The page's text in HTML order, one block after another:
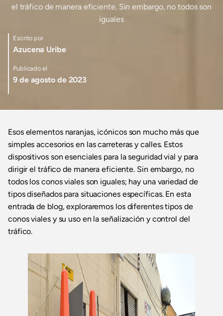
el tráfico de manera eficiente. Sin embargo, no todos son
iguales
Escrito por
Azucena Uribe
Publicado el
9 de agosto de 2023
Esos elementos naranjas, icónicos son mucho más que
simples accesorios en las carreteras y calles. Estos
dispositivos son esenciales para la seguridad vial y para
dirigir el tráfico de manera eficiente. Sin embargo, no
todos los conos viales son iguales; hay una variedad de
tipos diseñados para situaciones específicas. En esta
entrada de blog, exploraremos los diferentes tipos de
conos viales y su uso en la señalización y control del
tráfico.